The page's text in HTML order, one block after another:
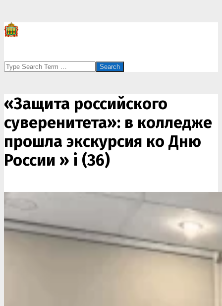
Search
«Защита российского
суверенитета»: в колледже
прошла экскурсия ко Дню
России » i (36)